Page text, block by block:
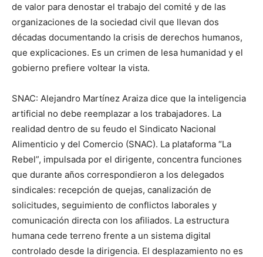
de valor para denostar el trabajo del comité y de las
organizaciones de la sociedad civil que llevan dos
décadas documentando la crisis de derechos humanos,
que explicaciones. Es un crimen de lesa humanidad y el
gobierno prefiere voltear la vista.
SNAC: Alejandro Martínez Araiza dice que la inteligencia
artificial no debe reemplazar a los trabajadores. La
realidad dentro de su feudo el Sindicato Nacional
Alimenticio y del Comercio (SNAC). La plataforma “La
Rebel”, impulsada por el dirigente, concentra funciones
que durante años correspondieron a los delegados
sindicales: recepción de quejas, canalización de
solicitudes, seguimiento de conflictos laborales y
comunicación directa con los afiliados. La estructura
humana cede terreno frente a un sistema digital
controlado desde la dirigencia. El desplazamiento no es